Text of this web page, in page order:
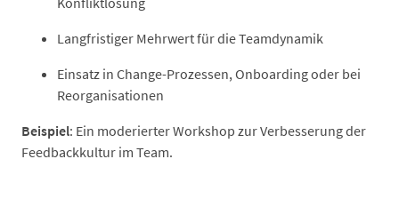
Langfristiger Mehrwert für die Teamdynamik
Einsatz in Change-Prozessen, Onboarding oder bei
Reorganisationen
Beispiel: Ein moderierter Workshop zur Verbesserung der
Feedbackkultur im Team.